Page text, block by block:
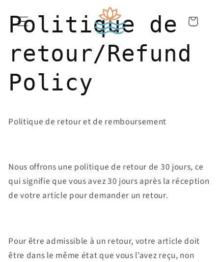
et passer au contenu
Panier
Politique de
retour/Refund
Policy
Politique de retour et de remboursement
Nous offrons une politique de retour de 30 jours, ce
qui signifie que vous avez 30 jours après la réception
de votre article pour demander un retour.
Pour être admissible à un retour, votre article doit
être dans le même état que vous l’avez reçu, non